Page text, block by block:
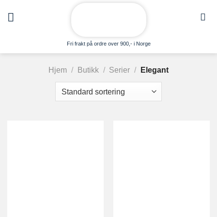
Fri frakt på ordre over 900,- i Norge
Hjem / Butikk / Serier / Elegant